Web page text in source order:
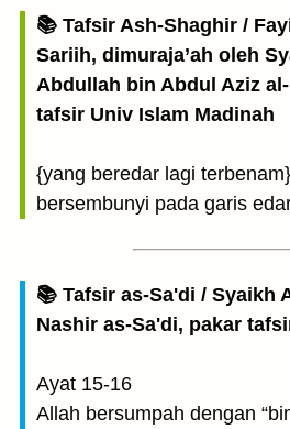
📚 Tafsir Ash-Shaghir /
Sariih, dimuraja’ah oleh
Abdullah bin Abdul Aziz
tafsir Univ Islam Madinah
{yang beredar lagi
bersembunyi pada garis
📚 Tafsir as-Sa'di / Syaikh
Nashir as-Sa'di, pakar
Ayat 15-16
Allah bersumpah dengan